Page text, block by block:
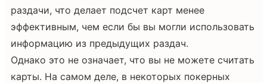
раздачи, что делает подсчет карт менее
эффективным, чем если бы вы могли использовать
информацию из предыдущих раздач.
Однако это не означает, что вы не можете считать
карты. На самом деле, в некоторых покерных